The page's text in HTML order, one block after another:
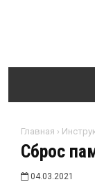
Главная ›
Сброс
04.03.2021